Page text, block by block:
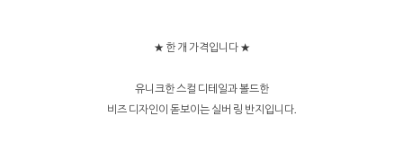
★ 한 개 가격입니다 ★
유니크한 스컬 디테일과 볼드한
비즈 디자인이 돋보이는 실버 링 반지입니다.